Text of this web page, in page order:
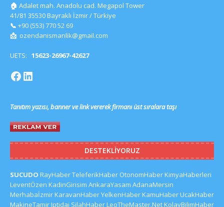
🏠 Adalet mah. Anadolu cad. Megapol Tower
41/81 35530 Bayraklı İzmir / Türkiye
📞 +90 (553) 770 52 69
📩 ozendanismanlik@gmail.com
UETS: 15623-26967-42627
Tanıtım yazısı, banner ve link vererek firmanı üst sıralara taşı
DESTEKLIYORUZ
SUCUDO RayHaberTeleferikHaber OtonomHaberKimyaHaberleri
LeventÖzen KadinGirisim AnkaraYasam AdanaMersin
MerhabaİzmirKaravanHaberYelkenHaberKamuHaberUcakHaber
MakineTamirIptidai SilahHaberLeoTheMaster.NetKolayBilimHaber